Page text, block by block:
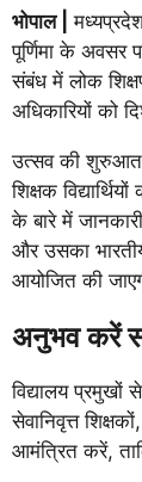
भोपाल |
पूर्णिमा के अवसर
संबंध में लोक
अधिकारियों को
उत्सव की शुरुआत
शिक्षक
के बारे में
और उसका
आयोजित की
अनुभव करें
विद्यालय
सेवानिवृत्त
आमंत्रित करें,